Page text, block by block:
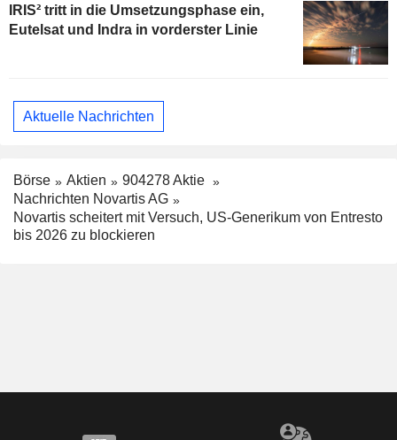
IRIS² tritt in die Umsetzungsphase ein,
Eutelsat und Indra in vorderster Linie
Aktuelle Nachrichten
Börse Aktien
904278 Aktie
Nachrichten Novartis AG
Novartis scheitert mit Versuch, US-Generikum von Entresto
bis 2026 zu blockieren